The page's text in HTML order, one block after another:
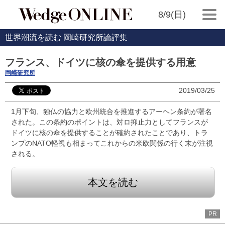
8/9(日)
世界潮流を読む 岡崎研究所論評集
フランス、ドイツに核の傘を提供する用意
岡崎研究所
2019/03/25
1月下旬、独仏の協力と欧州統合を推進するアーヘン条約が署名
された。この条約のポイントは、対ロ抑止力としてフランスが
ドイツに核の傘を提供することが確約されたことであり、トラ
ンプのNATO軽視も相まってこれからの米欧関係の行く末が注視
される。
本文を読む
PR